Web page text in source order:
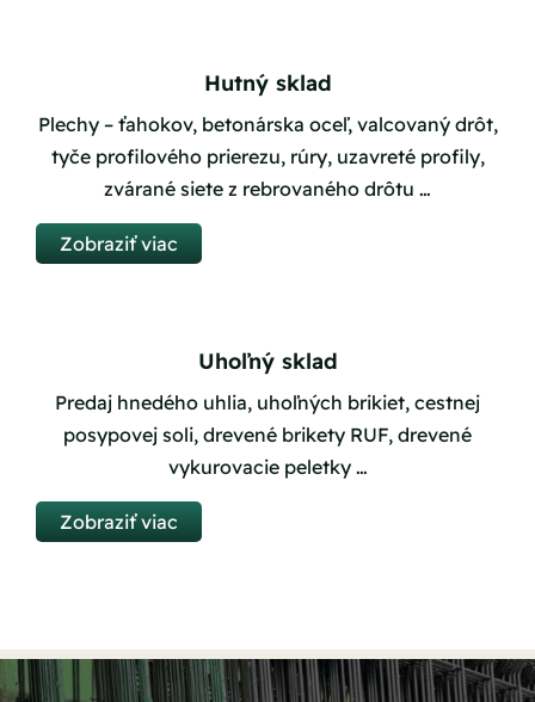
Hutný sklad
Plechy – ťahokov, betonárska oceľ, valcovaný drôt,
tyče profilového prierezu, rúry, uzavreté profily,
zvárané siete z rebrovaného drôtu …
Zobraziť viac
Uhoľný sklad
Predaj hnedého uhlia, uhoľných brikiet, cestnej
posypovej soli, drevené brikety RUF, drevené
vykurovacie peletky …
Zobraziť viac